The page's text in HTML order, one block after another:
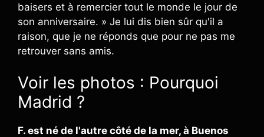
baisers et à remercier tout le monde le jour de
son anniversaire. » Je lui dis bien sûr qu'il a
raison, que je ne réponds que pour ne pas me
retrouver sans amis.
Voir les photos : Pourquoi
Madrid ?
F. est né de l'autre côté de la mer, à Buenos